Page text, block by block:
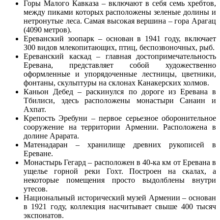
Горы Малого Кавказа – включают в себя семь хребтов,
между пиками которых расположены зеленые долины и
нетронутые леса. Самая высокая вершина – гора Арагац
(4090 метров).
Ереванский зоопарк – основан в 1941 году, включает
300 видов млекопитающих, птиц, беспозвоночных, рыб.
Ереванский каскад – главная достопримечательность
Еревана, представляет собой художественно
оформленные и упорядоченные лестницы, цветники,
фонтаны, скульптуры на склонах Канакерских холмов.
Каньон Дебед – раскинулся по дороге из Еревана в
Тбилиси, здесь расположены монастыри Санаин и
Ахпат.
Крепость Эребуни – первое серьезное оборонительное
сооружение на территории Армении. Расположена в
долине Арарата.
Матенадаран – хранилище древних рукописей в
Ереване.
Монастырь Гегард – расположен в 40-ка км от Еревана в
ущелье горной реки Гохт. Построен на скалах, а
некоторые помещения просто выдолблены внутри
утесов.
Национальный исторический музей Армении – основан
в 1921 году, коллекция насчитывает свыше 400 тысяч
экспонатов.